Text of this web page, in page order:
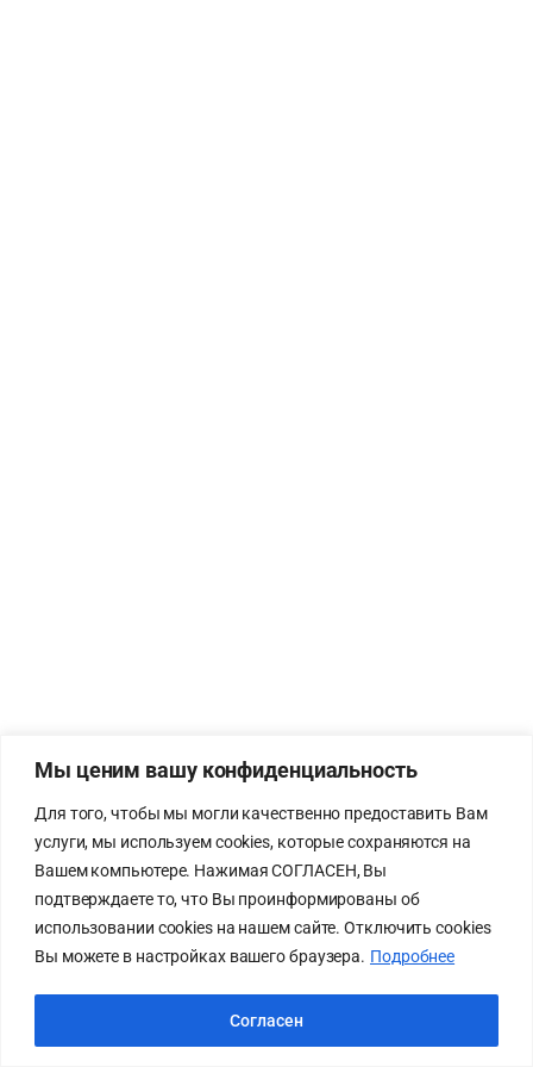
Мы ценим вашу конфиденциальность
Для того, чтобы мы могли качественно предоставить Вам
услуги, мы используем cookies, которые сохраняются на
Вашем компьютере. Нажимая СОГЛАСЕН, Вы
подтверждаете то, что Вы проинформированы об
использовании cookies на нашем сайте. Отключить cookies
Вы можете в настройках вашего браузера. Подробнее
Согласен